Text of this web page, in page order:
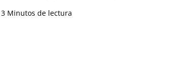
3 Minutos de lectura